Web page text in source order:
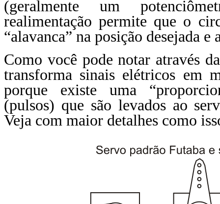
(geralmente um
realimentação permite que o
“alavanca” na posição desejada e
Como você pode notar através
transforma sinais elétricos em
porque existe uma
(pulsos) que são levados ao
Veja com maior detalhes como